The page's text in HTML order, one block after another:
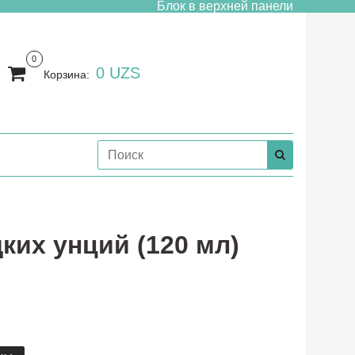
Блок в верхней панели
0
Корзина: 0 UZS
унций (120 мл)